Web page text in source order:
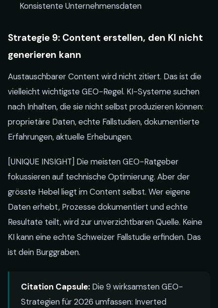
Konsistente Unternehmensdaten
Strategie 9: Content erstellen, den KI nicht
generieren kann
Austauschbarer Content wird nicht zitiert. Das ist die
vielleicht wichtigste GEO-Regel. KI-Systeme suchen
nach Inhalten, die sie nicht selbst produzieren können:
proprietäre Daten, echte Fallstudien, dokumentierte
Erfahrungen, aktuelle Erhebungen.
[UNIQUE INSIGHT] Die meisten GEO-Ratgeber
fokussieren auf technische Optimierung. Aber der
grösste Hebel liegt im Content selbst. Wer eigene
Daten erhebt, Prozesse dokumentiert und echte
Resultate teilt, wird zur unverzichtbaren Quelle. Keine
KI kann eine echte Schweizer Fallstudie erfinden. Das
ist dein Burggraben.
Citation Capsule: Die 9 wirksamsten GEO-
Strategien für 2026 umfassen: Inverted